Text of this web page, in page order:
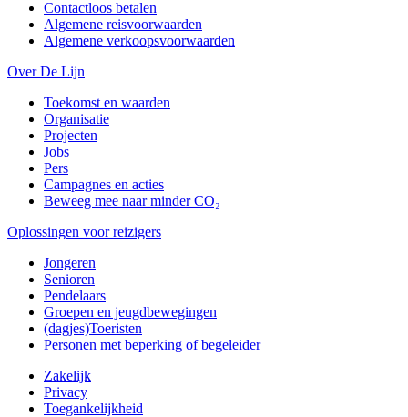
Contactloos betalen
Algemene reisvoorwaarden
Algemene verkoopsvoorwaarden
Over De Lijn
Toekomst en waarden
Organisatie
Projecten
Jobs
Pers
Campagnes en acties
Beweeg mee naar minder CO₂
Oplossingen voor reizigers
Jongeren
Senioren
Pendelaars
Groepen en jeugdbewegingen
(dagjes)Toeristen
Personen met beperking of begeleider
Zakelijk
Privacy
Toegankelijkheid